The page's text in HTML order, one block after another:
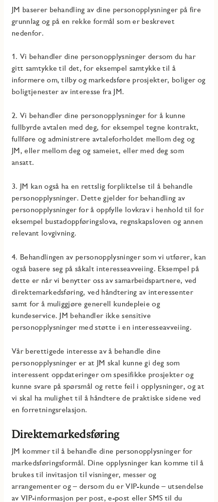
JM baserer behandling av dine personopplysninger på fire
grunnlag og på en rekke formål som er beskrevet
nedenfor.
1. Vi behandler dine personopplysninger dersom du har
gitt samtykke til det, for eksempel samtykke til å
informere om, tilby og markedsføre prosjekter, boliger og
boligtjenester av interesse fra JM.
2. Vi behandler dine personopplysninger for å kunne
fullbyrde avtalen med deg, for eksempel tegne kontrakt,
fullføre og administrere avtaleforholdet mellom deg og
JM, eller mellom deg og sameiet, eller med deg som
ansatt.
3. JM kan også ha en rettslig forpliktelse til å behandle
personopplysninger. Dette gjelder for behandling av
personopplysninger for å oppfylle lovkrav i henhold til for
eksempel bustadoppføringslova, regnskapsloven og annen
relevant lovgivning.
4. Behandlingen av personopplysninger som vi utfører, kan
også basere seg på såkalt interesseavveiing. Eksempel på
dette er når vi benytter oss av samarbeidspartnere, ved
direktemarkedsføring, ved håndtering av interessenter
samt for å muliggjøre generell kundepleie og
kundeservice. JM behandler ikke sensitive
personopplysninger med støtte i en interesseavveiing.
Vår berettigede interesse av å behandle dine
personopplysninger er at JM skal kunne gi deg som
interessent oppdateringer om spesifikke prosjekter og
kunne svare på spørsmål og rette feil i opplysninger, og at
vi skal ha mulighet til å håndtere de praktiske sidene ved
en forretningsrelasjon.
Direktemarkedsføring
JM kommer til å behandle dine personopplysninger for
markedsføringsformål. Dine opplysninger kan komme til å
brukes til invitasjon til visninger, messer og
arrangementer og – dersom du er VIP-kunde – utsendelse
av VIP-informasjon per post, e-post eller SMS til du